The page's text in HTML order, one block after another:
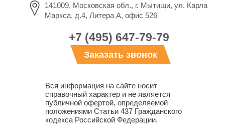
141009, Московская обл., г. Мытищи, ул. Карла
Маркса, д.4, Литера А, офис 526
+7 (495) 647-79-79
Заказать звонок
Вся информация на сайте носит
справочный характер и не является
публичной офертой, определяемой
положениями Статьи 437 Гражданского
кодекса Российской Федерации.